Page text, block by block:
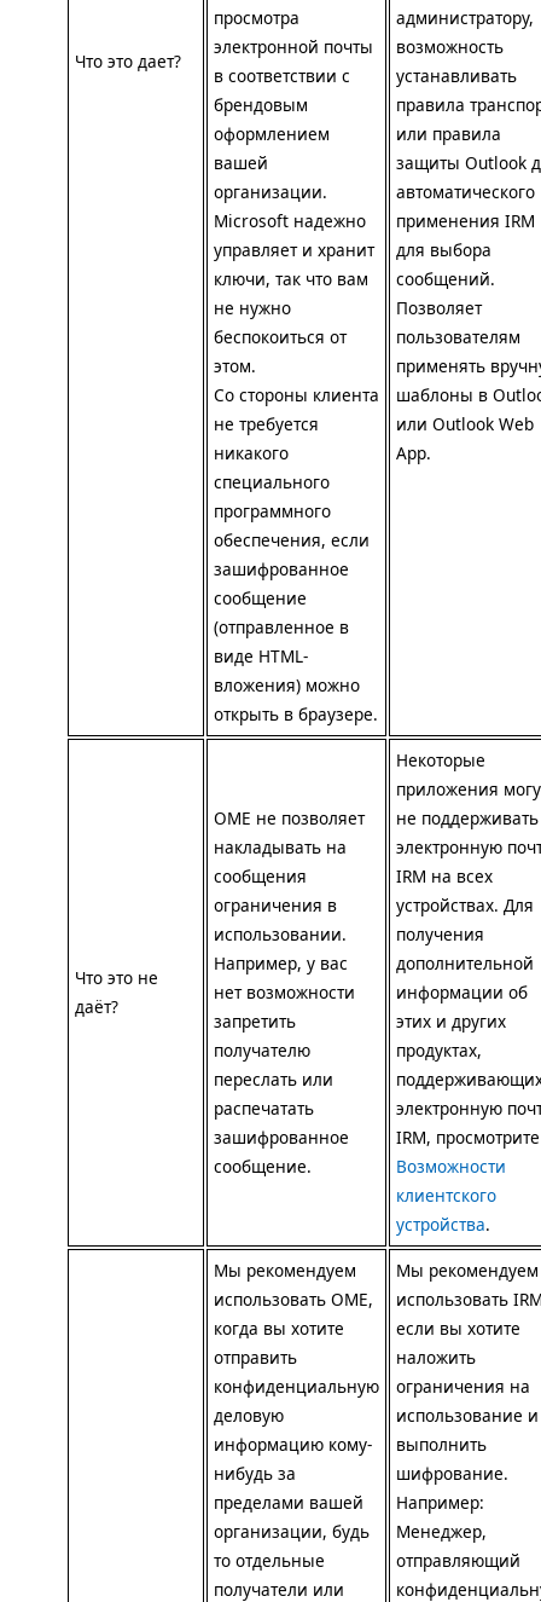
Что это дает?
просмотра
электронной почты
в соответствии с
брендовым
оформлением
вашей
организации.
Microsoft надежно
управляет и хранит
ключи, так что вам
не нужно
беспокоиться от
этом.
Со стороны клиента
не требуется
никакого
специального
программного
обеспечения, если
зашифрованное
сообщение
(отправленное в
виде HTML-
вложения) можно
открыть в браузере.
администратору,
возможность
устанавливать
правила
или правила
защиты Outlook
автоматического
применения IRM
для выбора
сообщений.
Позволяет
пользователям
применять
шаблоны в
или Outlook Web
App.
Что это не
даёт?
OME не позволяет
накладывать на
сообщения
ограничения в
использовании.
Например, у вас
нет возможности
запретить
получателю
переслать или
распечатать
зашифрованное
сообщение.
Некоторые
приложения
не поддерживать
электронную
IRM на всех
устройствах. Для
получения
дополнительной
информации об
этих и других
продуктах,
электронную
IRM, просмотрите
Возможности
клиентского
устройства.
Мы рекомендуем
использовать OME,
когда вы хотите
отправить
конфиденциальную
деловую
информацию кому-
нибудь за
пределами вашей
организации, будь
то отдельные
получатели или
Мы рекомендуем
использовать
если вы хотите
наложить
ограничения на
использование и
выполнить
шифрование.
Например:
Менеджер,
отправляющий